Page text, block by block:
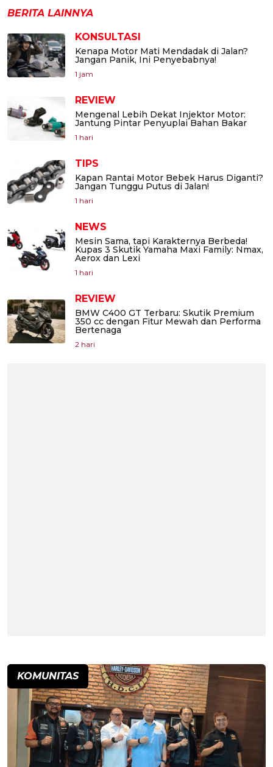
BERITA LAINNYA
KONSULTASI
Kenapa Motor Mati Mendadak di Jalan?
Jangan Panik, Ini Penyebabnya!
1 jam
REVIEW
Mengenal Lebih Dekat Injektor Motor:
Jantung Pintar Penyuplai Bahan Bakar
1 hari
TIPS
Kapan Rantai Motor Bebek Harus Diganti?
Jangan Tunggu Putus di Jalan!
1 hari
NEWS
Mesin Sama, tapi Karakternya Berbeda!
Kupas 3 Skutik Yamaha Maxi Family: Nmax,
Aerox dan Lexi
1 hari
REVIEW
BMW C400 GT Terbaru: Skutik Premium
350 cc dengan Fitur Mewah dan Performa
Bertenaga
2 hari
KOMUNITAS